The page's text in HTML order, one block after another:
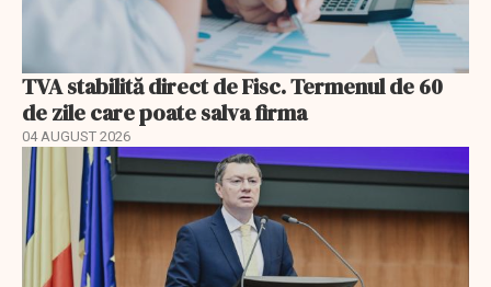
TVA stabilită direct de Fisc. Termenul de 60
de zile care poate salva firma
04 AUGUST 2026